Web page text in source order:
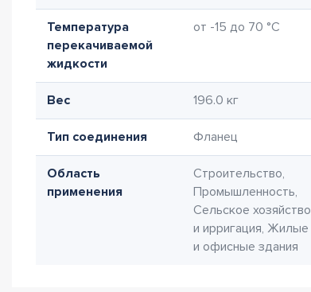
Температура
перекачиваемой
жидкости
от -15 до 70 °C
Вес 196.0 кг
Тип соединения Фланец
Область
применения
Строительство,
Промышленность,
Сельское хозяйство
и ирригация, Жилые
и офисные здания